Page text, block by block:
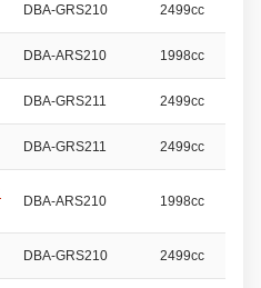
DBA-GRS210 2499cc
DBA-ARS210 1998cc
DBA-GRS211 2499cc
DBA-GRS211 2499cc
DBA-ARS210 1998cc
DBA-GRS210 2499cc